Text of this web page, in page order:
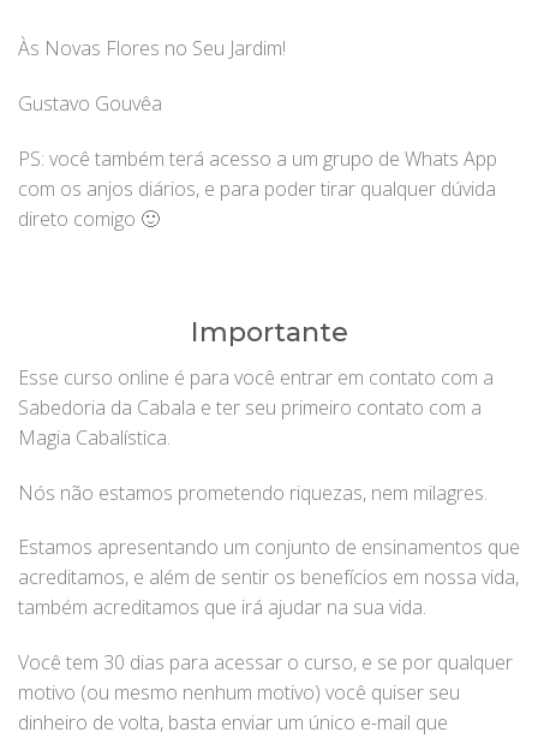
Às Novas Flores no Seu Jardim!
Gustavo Gouvêa
PS: você também terá acesso a um grupo de Whats App
com os anjos diários, e para poder tirar qualquer dúvida
direto comigo 🙂
Importante
Esse curso online é para você entrar em contato com a
Sabedoria da Cabala e ter seu primeiro contato com a
Magia Cabalística.
Nós não estamos prometendo riquezas, nem milagres.
Estamos apresentando um conjunto de ensinamentos que
acreditamos, e além de sentir os benefícios em nossa vida,
também acreditamos que irá ajudar na sua vida.
Você tem 30 dias para acessar o curso, e se por qualquer
motivo (ou mesmo nenhum motivo) você quiser seu
dinheiro de volta, basta enviar um único e-mail que